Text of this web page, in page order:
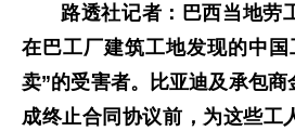
路透社记者：巴西当地劳
在巴工厂建筑工地发现的中
卖”的受害者。比亚迪及承包
成终止合同协议前，为这些工